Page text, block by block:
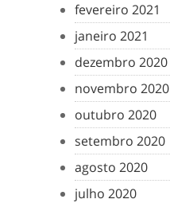
fevereiro 2021
janeiro 2021
dezembro 2020
novembro 2020
outubro 2020
setembro 2020
agosto 2020
julho 2020